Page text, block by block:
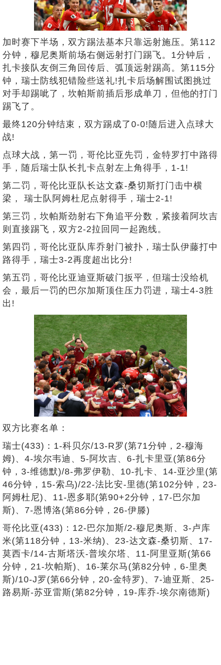
加时赛下半场，双方踢法基本只靠远射施压。第112
分钟，穆尼奥斯前场右侧远射打门踢飞。1分钟后，
扎卡接队友倒三角回传后、弧顶远射踢高。第115分
钟，瑞士防线犯错险些送礼!扎卡后场解围试图挑过
对手却踢呲了，坎帕斯前插后形成单刀，但他的打门
踢飞了。
最终120分钟结束，双方踢成了0-0!随后进入点球大
战!
点球大战，第一罚，哥伦比亚先罚，金特罗打中路得
手，随后瑞士队长扎卡点射左上角得手，1-1!
第二罚，哥伦比亚队长达文森-桑切斯打门击中横
梁， 瑞士队阿姆杜尼点射得手，瑞士2-1!
第三罚，坎帕斯劲射右下角追平分数，紧接着阿坎吉
则直接踢飞，双方2-2拉回同一起跑线。
第四罚，哥伦比亚队库乔射门被扑，瑞士队伊藤打中
路得手，瑞士3-2再度超出比分!
第五罚，哥伦比亚迪亚斯破门扳平，但瑞士没给机
会，最后一罚的巴尔加斯顶住压力罚进，瑞士4-3胜
出!
双方比赛名单：
瑞士(433)：1-科贝尔/13-R罗(第71分钟，2-穆海
姆)、4-埃尔韦迪、5-阿坎吉、6-扎卡里亚(第86分
钟，3-维德默)/8-弗罗伊勒、10-扎卡、14-亚沙里(第
46分钟，15-索乌)/22-法比安-里德(第102分钟，23-
阿姆杜尼)、11-恩多耶(第90+2分钟，17-巴尔加
斯)、7-恩博洛(第86分钟，26-伊滕)
哥伦比亚(433)：12-巴尔加斯/2-穆尼奥斯、3-卢库
米(第118分钟，13-米纳)、23-达文森-桑切斯、17-
莫西卡/14-古斯塔沃-普埃尔塔、11-阿里亚斯(第66
分钟，21-坎帕斯)、16-莱尔马(第82分钟，6-里奥
斯)/10-J罗(第66分钟，20-金特罗)、7-迪亚斯、25-
路易斯-苏亚雷斯(第82分钟，19-库乔-埃尔南德斯)